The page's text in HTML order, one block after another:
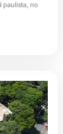
paulista, no